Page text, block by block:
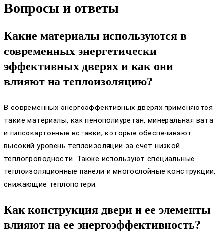
Вопросы и ответы
Какие материалы используются в
современных энергетически
эффективных дверях и как они
влияют на теплоизоляцию?
В современных энергоэффективных дверях применяются
такие материалы, как пенополиуретан, минеральная вата
и гипсокартонные вставки, которые обеспечивают
высокий уровень теплоизоляции за счет низкой
теплопроводности. Также используют специальные
теплоизоляционные панели и многослойные конструкции,
снижающие теплопотери.
Как конструкция двери и ее элементы
влияют на ее энергоэффективность?